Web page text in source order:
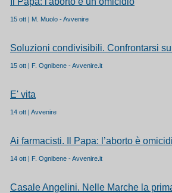
15 ott | M. Muolo - Avvenire
Soluzioni condivisibili. Confrontarsi
15 ott | F. Ognibene - Avvenire.it
E' vita
14 ott | Avvenire
Ai farmacisti. Il Papa: l’aborto è
14 ott | F. Ognibene - Avvenire.it
Casale Angelini. Nelle Marche la